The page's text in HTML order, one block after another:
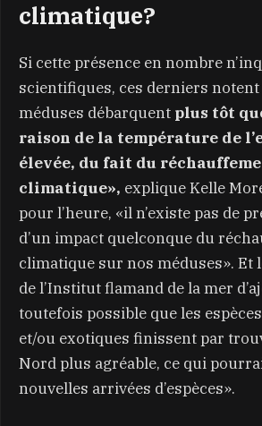
climatique?
Si cette présence en nombre
scientifiques, ces derniers
méduses débarquent plus tôt
raison de la température de
élevée, du fait du
climatique», explique Kelle
pour l’heure, «il n’existe pas de
d’un impact quelconque du
climatique sur nos méduses». Et
de l’Institut flamand de la mer
toutefois possible que les
et/ou exotiques finissent par
Nord plus agréable, ce qui
nouvelles arrivées d’espèces».